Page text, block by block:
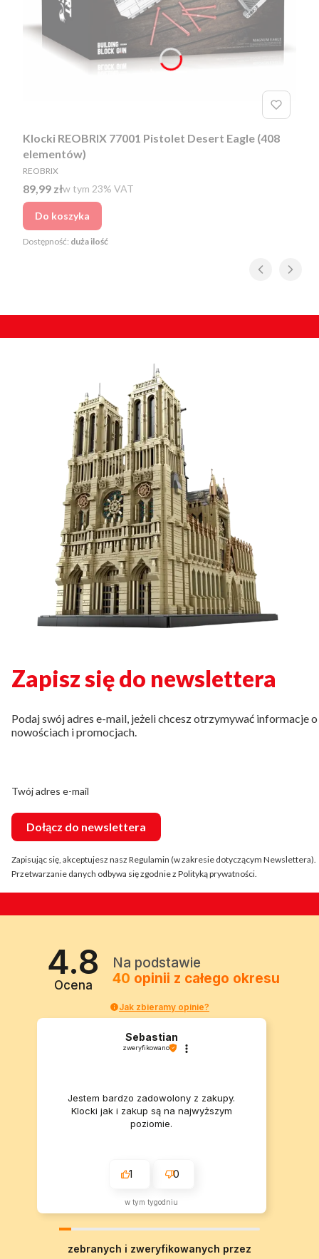
Klocki REOBRIX 77001 Pistolet Desert Eagle (408
elementów)
PRODUCENT
REOBRIX
Cena brutto
89,99 złw tym %s VAT
w tym 23% VAT
Do koszyka
Dostępność: duża ilość
Zapisz się do newslettera
Podaj swój adres e-mail, jeżeli chcesz otrzymywać informacje o
nowościach i promocjach.
Twój adres e-mail
Dołącz do newslettera
Zapisując się, akceptujesz nasz Regulamin (w zakresie dotyczącym Newslettera).
Przetwarzanie danych odbywa się zgodnie z Polityką prywatności.
4.8
Ocena
Na podstawie
40 opinii z całego okresu
Jak zbieramy opinie?
Sebastian
zweryfikowano
Jestem bardzo zadowolony z zakupy.
Klocki jak i zakup są na najwyższym
poziomie.
1 0
w tym tygodniu
zebranych i zweryfikowanych przez